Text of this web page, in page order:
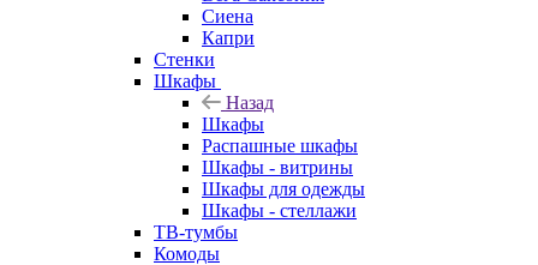
Сиена
Капри
Стенки
Шкафы
Назад
Шкафы
Распашные шкафы
Шкафы - витрины
Шкафы для одежды
Шкафы - стеллажи
ТВ-тумбы
Комоды